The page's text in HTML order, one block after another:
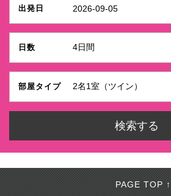
出発日 2026-09-05
日数
部屋タイプ
PAGE TOP ↑